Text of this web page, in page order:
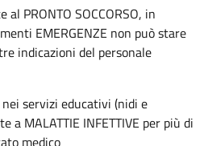
PRONTO SOCCORSO, in
EMERGENZE non può stare
indicazioni del personale
servizi educativi (nidi e
a MALATTIE INFETTIVE per più di
medico